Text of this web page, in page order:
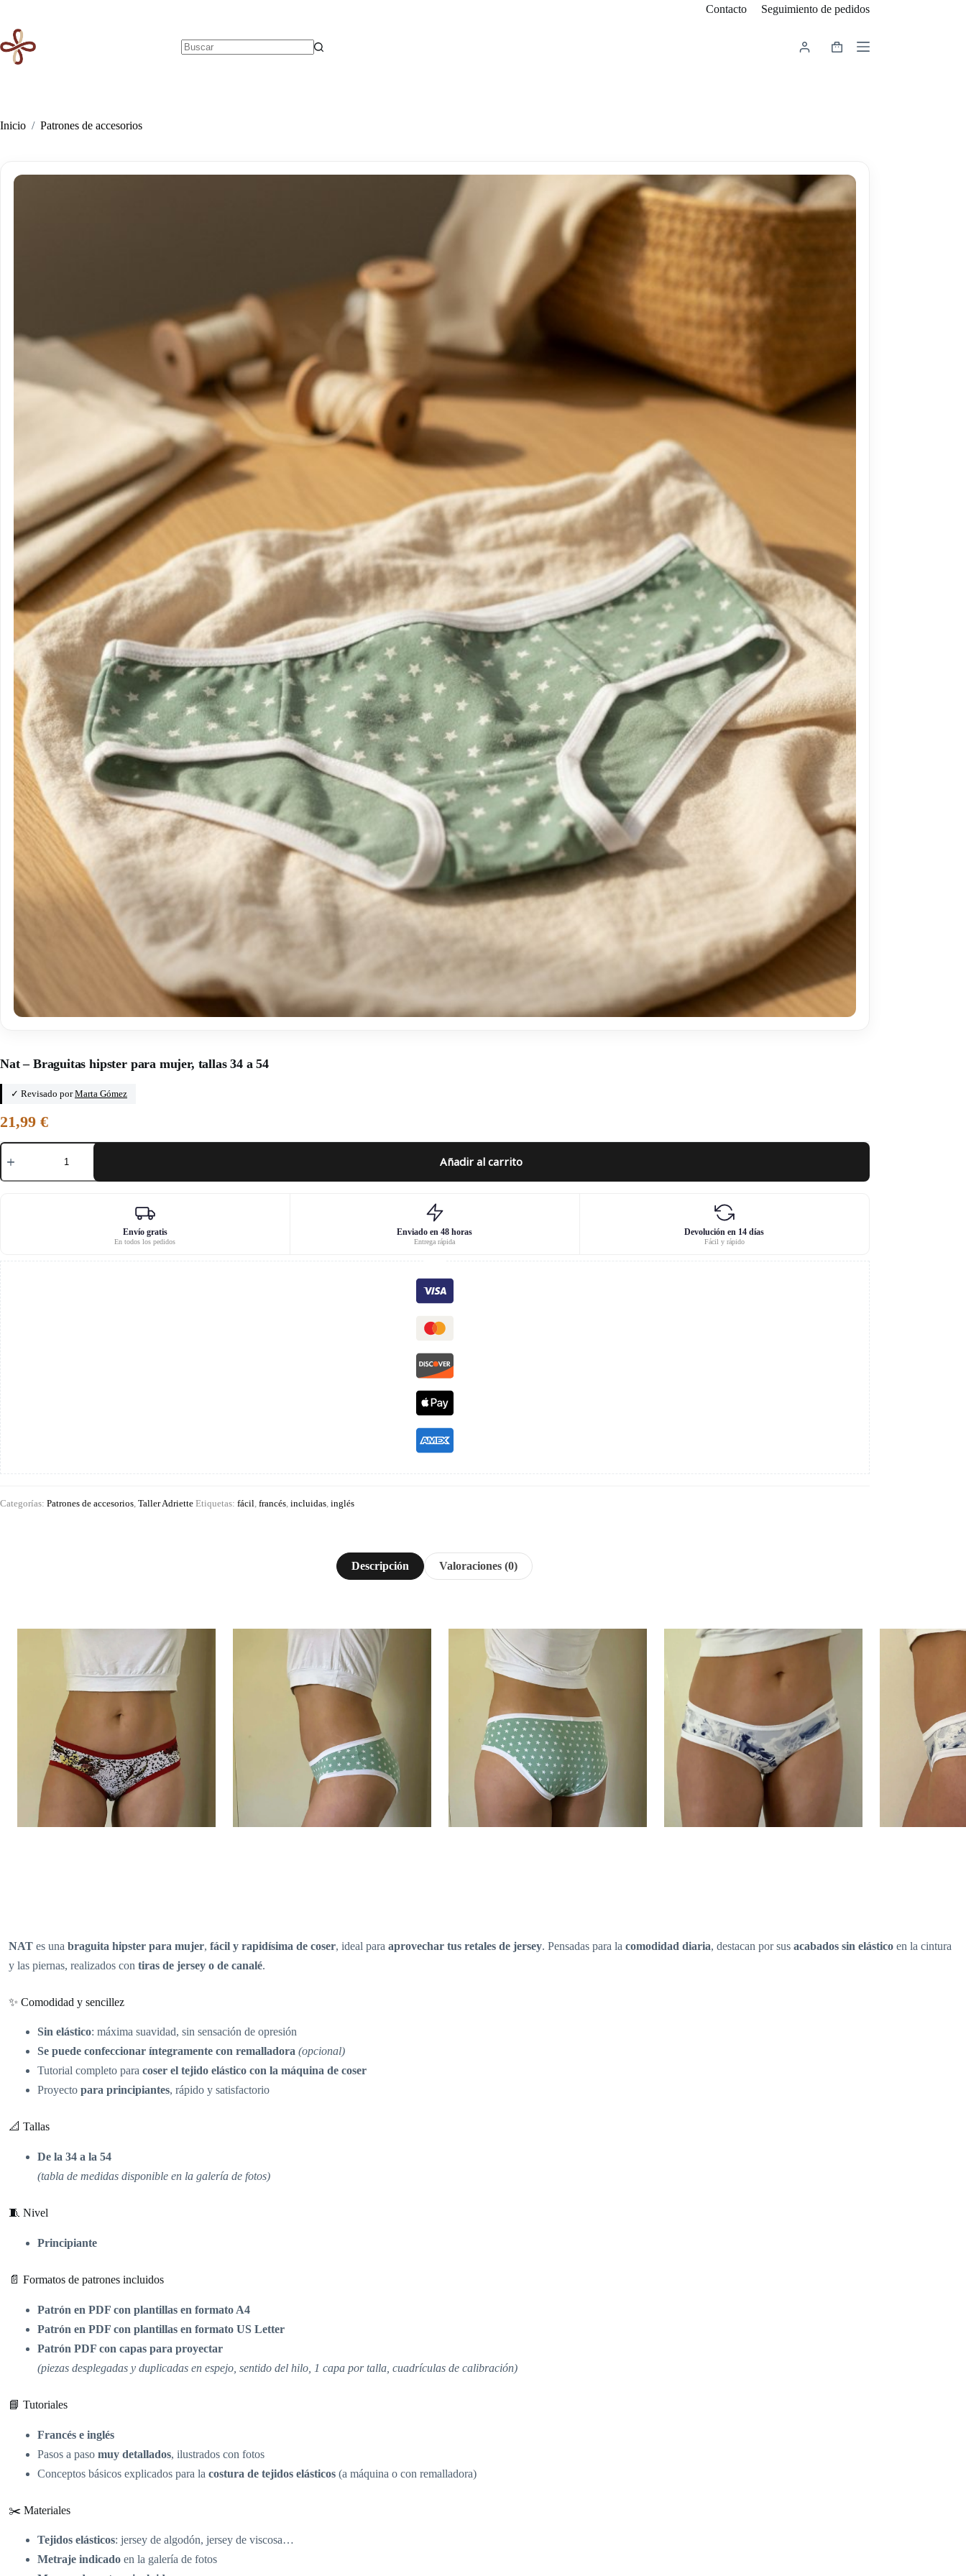
contenido
Contacto Seguimiento de pedidos
Carro
Inicio / Patrones de accesorios
Nat – Braguitas hipster para mujer, tallas 34 a 54
✓ Revisado porMarta Gómez
21,99 €
Nat
hipster
cantidad
Añadir al carrito
Envío gratis
En todos los pedidos
Enviado en 48 horas
Entrega rápida
Devolución en 14 días
Fácil y rápido
Categorías: Patrones de accesorios Taller Adriette Etiquetas: fácil francés incluidas inglés
Descripción Valoraciones (0)
NAT es una braguita hipster para mujer, fácil y rapidísima de coser, ideal para aprovechar tus retales de jersey. Pensadas para la comodidad diaria, destacan por sus acabados sin elástico en la cintura
y las piernas, realizados con tiras de jersey o de canalé.
✨ Comodidad y sencillez
Sin elástico: máxima suavidad, sin sensación de opresión
Se puede confeccionar íntegramente con remalladora (opcional)
Tutorial completo para coser el tejido elástico con la máquina de coser
Proyecto para principiantes, rápido y satisfactorio
📐 Tallas
De la 34 a la 54
(tabla de medidas disponible en la galería de fotos)
🧵 Nivel
Principiante
📄 Formatos de patrones incluidos
Patrón en PDF con plantillas en formato A4
Patrón en PDF con plantillas en formato US Letter
Patrón PDF con capas para proyectar
(piezas desplegadas y duplicadas en espejo, sentido del hilo, 1 capa por talla, cuadrículas de calibración)
📘 Tutoriales
Francés e inglés
Pasos a paso muy detallados, ilustrados con fotos
Conceptos básicos explicados para la costura de tejidos elásticos (a máquina o con remalladora)
✂️ Materiales
Tejidos elásticos: jersey de algodón, jersey de viscosa…
Metraje indicado en la galería de fotos